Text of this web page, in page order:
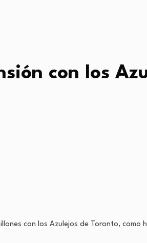
con los
con los Azulejos de Toronto, como